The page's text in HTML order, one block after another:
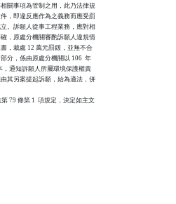
相關事項為管制之用，此乃法律規
件，即違反應作為之義務而應受罰
立。訴願人從事工程業務，應對相
確，原處分機關審酌訴願人違規情
，裁處 12 萬元罰鍰，並無不合
分，係由原處分機關以 106  年
，通知訴願人所屬環境保護權責
由其另案提起訴願，始為適法，併
79 條第 1  項規定，決定如主文